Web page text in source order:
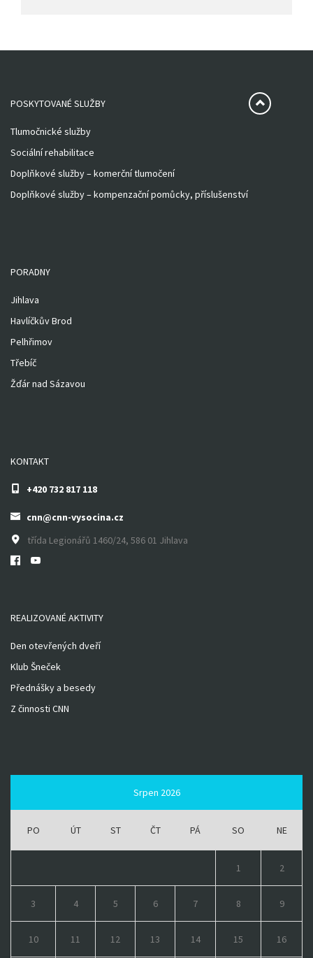
POSKYTOVANÉ SLUŽBY
Tlumočnické služby
Sociální rehabilitace
Doplňkové služby – komerční tlumočení
Doplňkové služby – kompenzační pomůcky, příslušenství
PORADNY
Jihlava
Havlíčkův Brod
Pelhřimov
Třebíč
Žďár nad Sázavou
KONTAKT
+420 732 817 118
cnn@cnn-vysocina.cz
třída Legionářů 1460/24, 586 01 Jihlava
REALIZOVANÉ AKTIVITY
Den otevřených dveří
Klub Šneček
Přednášky a besedy
Z činnosti CNN
Srpen 2026
PO ÚT ST ČT PÁ SO NE
1 2
3 4 5 6 7 8 9
10 11 12 13 14 15 16